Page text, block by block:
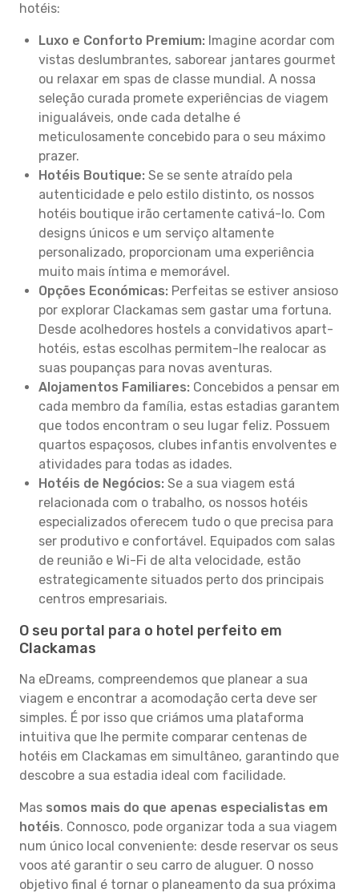
hotéis:
Luxo e Conforto Premium: Imagine acordar com
vistas deslumbrantes, saborear jantares gourmet
ou relaxar em spas de classe mundial. A nossa
seleção curada promete experiências de viagem
inigualáveis, onde cada detalhe é
meticulosamente concebido para o seu máximo
prazer.
Hotéis Boutique: Se se sente atraído pela
autenticidade e pelo estilo distinto, os nossos
hotéis boutique irão certamente cativá-lo. Com
designs únicos e um serviço altamente
personalizado, proporcionam uma experiência
muito mais íntima e memorável.
Opções Económicas: Perfeitas se estiver ansioso
por explorar Clackamas sem gastar uma fortuna.
Desde acolhedores hostels a convidativos apart-
hotéis, estas escolhas permitem-lhe realocar as
suas poupanças para novas aventuras.
Alojamentos Familiares: Concebidos a pensar em
cada membro da família, estas estadias garantem
que todos encontram o seu lugar feliz. Possuem
quartos espaçosos, clubes infantis envolventes e
atividades para todas as idades.
Hotéis de Negócios: Se a sua viagem está
relacionada com o trabalho, os nossos hotéis
especializados oferecem tudo o que precisa para
ser produtivo e confortável. Equipados com salas
de reunião e Wi-Fi de alta velocidade, estão
estrategicamente situados perto dos principais
centros empresariais.
O seu portal para o hotel perfeito em
Clackamas
Na eDreams, compreendemos que planear a sua
viagem e encontrar a acomodação certa deve ser
simples. É por isso que criámos uma plataforma
intuitiva que lhe permite comparar centenas de
hotéis em Clackamas em simultâneo, garantindo que
descobre a sua estadia ideal com facilidade.
Mas somos mais do que apenas especialistas em
hotéis. Connosco, pode organizar toda a sua viagem
num único local conveniente: desde reservar os seus
voos até garantir o seu carro de aluguer. O nosso
objetivo final é tornar o planeamento da sua próxima